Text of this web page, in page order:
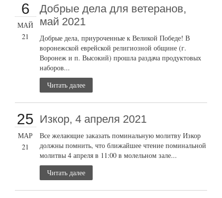
6
МАЙ
21
Добрые дела для ветеранов,
май 2021
Добрые дела, приуроченные к Великой Победе! В
воронежской еврейской религиозной общине (г.
Воронеж и п. Высокий) прошла раздача продуктовых
наборов...
Читать далее
25
МАР
21
Изкор, 4 апреля 2021
Все желающие заказать поминальную молитву Изкор
должны помнить, что ближайшее чтение поминальной
молитвы 4 апреля в 11:00 в молельном зале...
Читать далее